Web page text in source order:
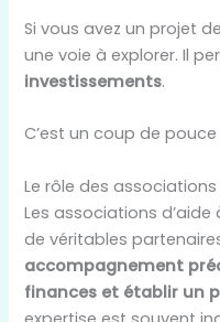
Si vous avez un projet
une voie à explorer. Il
investissements.
C’est un coup de
Le rôle des
Les associations
de véritables
accompagnement
finances et établir un